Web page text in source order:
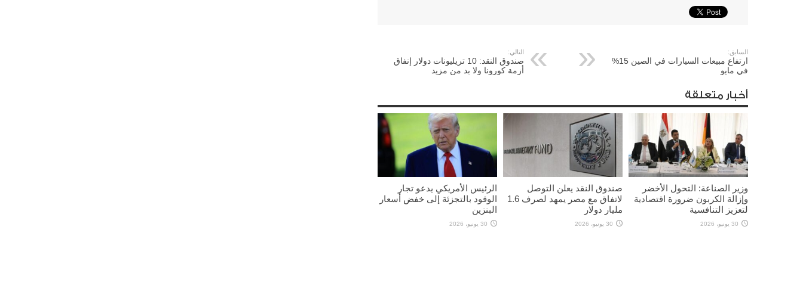
السابق:
ارتفاع مبيعات السيارات في الصين 15%
في مايو
التالي:
صندوق النقد: 10 تريليونات دولار إنفاق
أزمة كورونا ولا بد من مزيد
أخبار متعلقة
وزير الصناعة: التحول الأخضر
وإزالة الكربون ضرورة اقتصادية
لتعزيز التنافسية
30 يونيو، 2026
صندوق النقد يعلن التوصل
لاتفاق مع مصر يمهد لصرف 1.6
مليار دولار
30 يونيو، 2026
الرئيس الأمريكي يدعو تجار
الوقود بالتجزئة إلى خفض أسعار
البنزين
30 يونيو، 2026